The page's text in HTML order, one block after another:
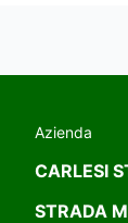
Azienda
CARLESI
STRADA